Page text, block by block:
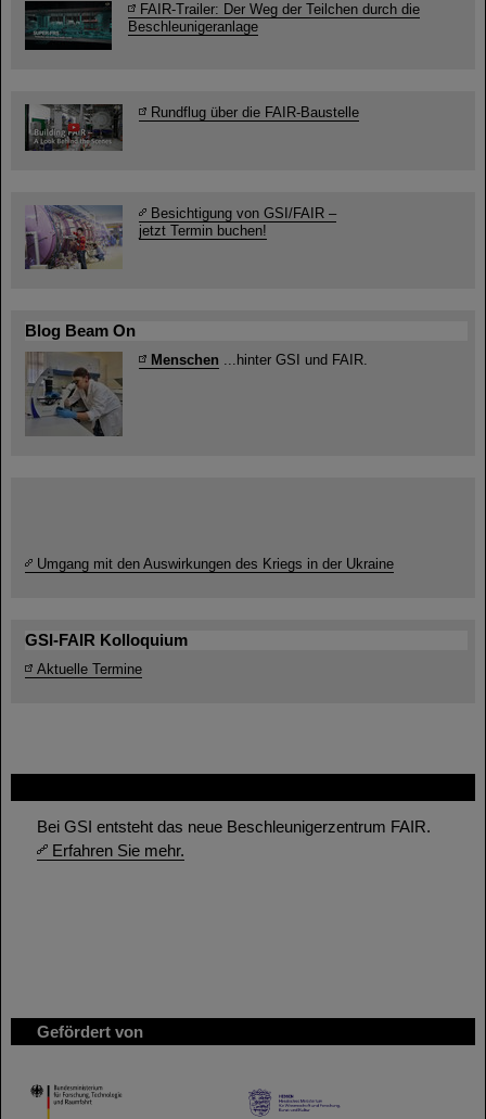
Bei GSI entsteht das neue Beschleunigerzentrum FAIR.
Erfahren Sie mehr.
Gefördert von
HMWK
FAIR-Trailer: Der Weg der Teilchen durch die
Beschleunigeranlage
Rundflug über die FAIR-Baustelle
Besichtigung von GSI/FAIR –
jetzt Termin buchen!
Blog Beam On
Menschen ...hinter GSI und FAIR.
Umgang mit den Auswirkungen des Kriegs in der Ukraine
GSI-FAIR Kolloquium
Aktuelle Termine